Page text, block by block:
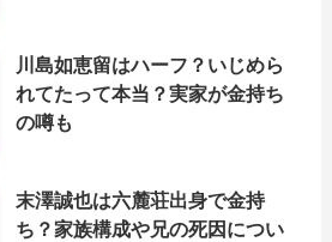
川島如恵留はハーフ？いじめら
れてたって本当？実家が金持ち
の噂も
末澤誠也は六麓荘出身で金持
ち？家族構成や兄の死因につい